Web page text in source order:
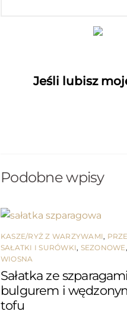
Jeśli lubisz
Podobne wpisy
KASZE/RYŻ Z WARZYWAMI,
SAŁATKI I SURÓWKI, SEZONOWE,
WIOSNA
Sałatka ze
bulgurem i
tofu